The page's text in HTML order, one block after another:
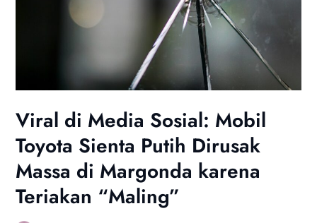
Viral di Media Sosial: Mobil
Toyota Sienta Putih Dirusak
Massa di Margonda karena
Teriakan “Maling”